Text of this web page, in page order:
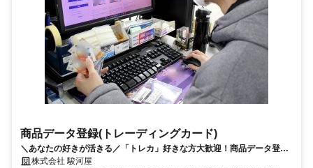
商品データ登録(トレーディングカード)
＼あなたの好きが活きる／「トレカ」好きな方大歓迎！商品データ登録
社員を大募集中★未経験大歓迎
株式会社 駿河屋